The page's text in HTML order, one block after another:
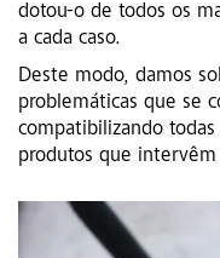
dotou-o de todos os
a cada caso.
Deste modo, damos
problemáticas que se
compatibilizando
produtos que